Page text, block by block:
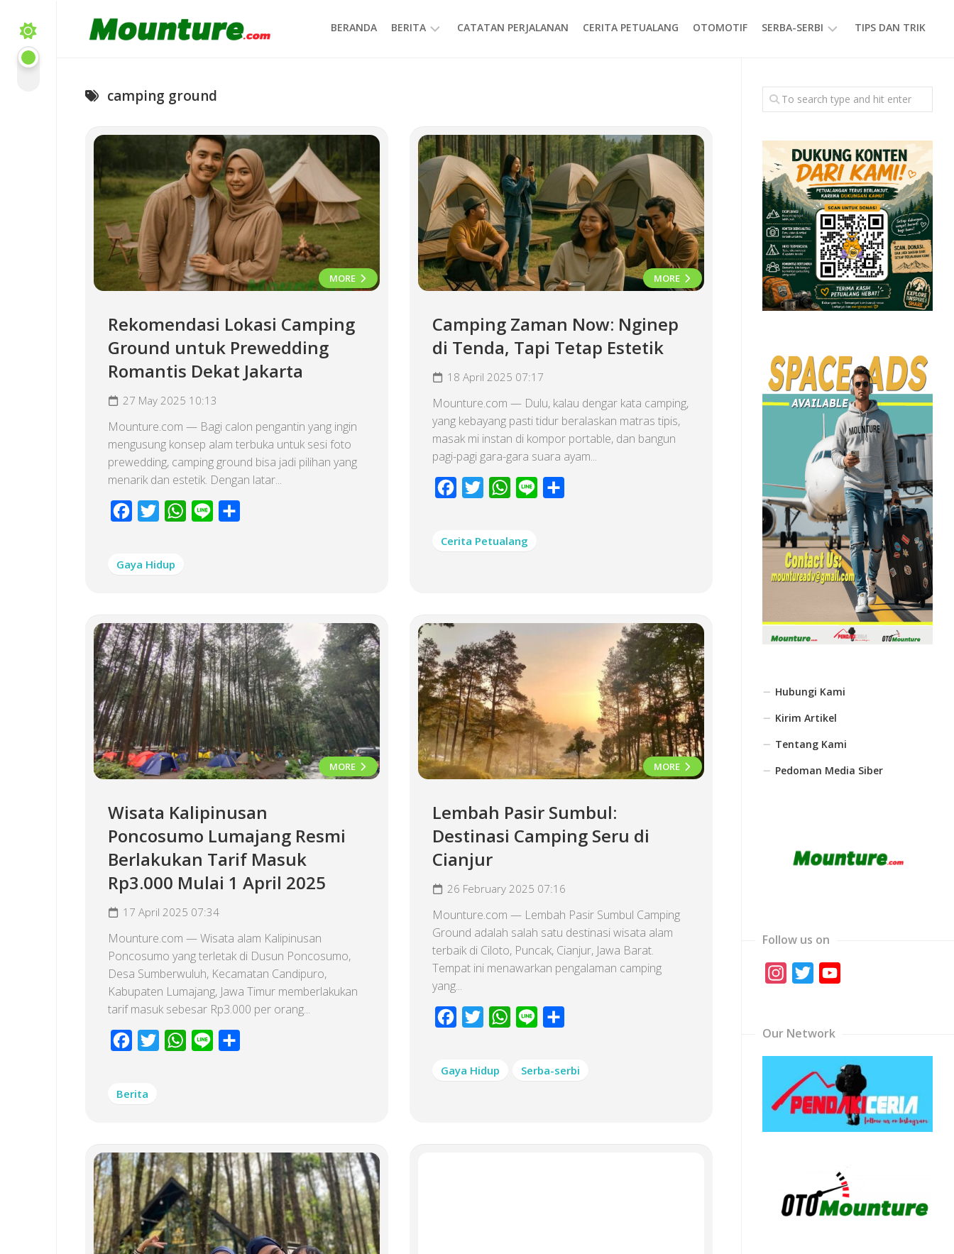
content
BERANDA BERITA CATATAN PERJALANAN CERITA PETUALANG OTOMOTIF SERBA-SERBI
GAYA
HIDUP
TIPS DAN TRIK
camping ground
MORE
Rekomendasi Lokasi Camping
Ground untuk Prewedding
Romantis Dekat Jakarta
27 May 2025 10:13
Mounture.com — Bagi calon pengantin yang ingin
mengusung konsep alam terbuka untuk sesi foto
prewedding, camping ground bisa jadi pilihan yang
menarik dan estetik. Dengan latar...
Facebook
Twitter WhatsApp
Line
Gaya Hidup
MORE
Camping Zaman Now: Nginep
di Tenda, Tapi Tetap Estetik
18 April 2025 07:17
Mounture.com — Dulu, kalau dengar kata camping,
yang kebayang pasti tidur beralaskan matras tipis,
masak mi instan di kompor portable, dan bangun
pagi-pagi gara-gara suara ayam...
Facebook
Twitter WhatsApp
Line
Cerita Petualang
MORE
Wisata Kalipinusan
Poncosumo Lumajang Resmi
Berlakukan Tarif Masuk
Rp3.000 Mulai 1 April 2025
17 April 2025 07:34
Mounture.com — Wisata alam Kalipinusan
Poncosumo yang terletak di Dusun Poncosumo,
Desa Sumberwuluh, Kecamatan Candipuro,
Kabupaten Lumajang, Jawa Timur memberlakukan
tarif masuk sebesar Rp3.000 per orang...
Facebook
Twitter WhatsApp
Line
Berita
MORE
Lembah Pasir Sumbul:
Destinasi Camping Seru di
Cianjur
26 February 2025 07:16
Mounture.com — Lembah Pasir Sumbul Camping
Ground adalah salah satu destinasi wisata alam
terbaik di Ciloto, Puncak, Cianjur, Jawa Barat.
Tempat ini menawarkan pengalaman camping
yang...
Facebook
Twitter WhatsApp
Line
Gaya Hidup Serba-serbi
Hubungi Kami
Kirim Artikel
Tentang Kami
Pedoman Media Siber
Follow us on
Instagram
Twitter
Our Network